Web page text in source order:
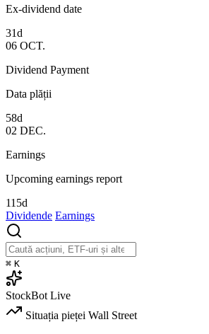
Ex-dividend date
31d
06 OCT.
Dividend Payment
Data plății
58d
02 DEC.
Earnings
Upcoming earnings report
115d
Dividende Earnings
⌘ K
StockBot Live
Situația pieței Wall Street